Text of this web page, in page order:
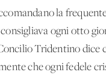
la
ogni otto
Tridentino dice
che ogni fedele